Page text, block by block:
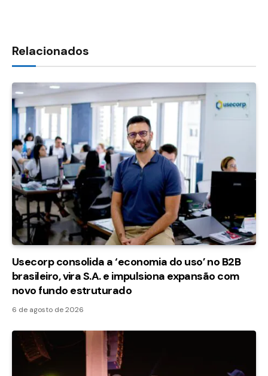
Relacionados
Usecorp consolida a ‘economia do uso’ no B2B
brasileiro, vira S.A. e impulsiona expansão com
novo fundo estruturado
6 de agosto de 2026